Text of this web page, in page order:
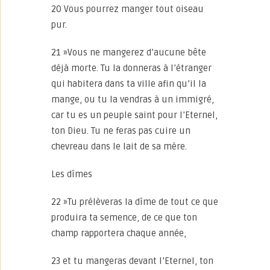
20 Vous pourrez manger tout oiseau
pur.
21 »Vous ne mangerez d’aucune bête
déjà morte. Tu la donneras à l’étranger
qui habitera dans ta ville afin qu’il la
mange, ou tu la vendras à un immigré,
car tu es un peuple saint pour l’Eternel,
ton Dieu. Tu ne feras pas cuire un
chevreau dans le lait de sa mère.
Les dîmes
22 »Tu prélèveras la dîme de tout ce que
produira ta semence, de ce que ton
champ rapportera chaque année,
23 et tu mangeras devant l’Eternel, ton